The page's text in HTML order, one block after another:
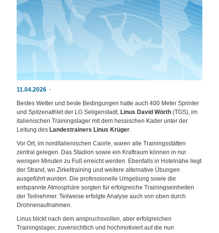
11.04.2026
Bestes Wetter und beste Bedingungen hatte auch 400 Meter Sprinter
und Spitzenathlet der LG Seligenstadt, Linus David Wörth (TGS), im
italienischen Trainingslager mit dem hessischen Kader unter der
Leitung des Landestrainers Linus Krüger.
Vor Ort, im norditalienischen Caorle, waren alle Trainingsstätten
zentral gelegen. Das Stadion sowie ein Kraftraum können in nur
wenigen Minuten zu Fuß erreicht werden. Ebenfalls in Hotelnähe liegt
der Strand, wo Zirkeltraining und weitere alternative Übungen
ausgeführt wurden. Die professionelle Umgebung sowie die
entspannte Atmosphäre sorgten für erfolgreiche Trainingseinheiten
der Teilnehmer. Teilweise erfolgte Analyse auch von oben durch
Drohnenaufnahmen.
Linus blickt nach dem anspruchsvollen, aber erfolgreichen
Trainingslager, zuversichtlich und hochmotiviert auf die nun